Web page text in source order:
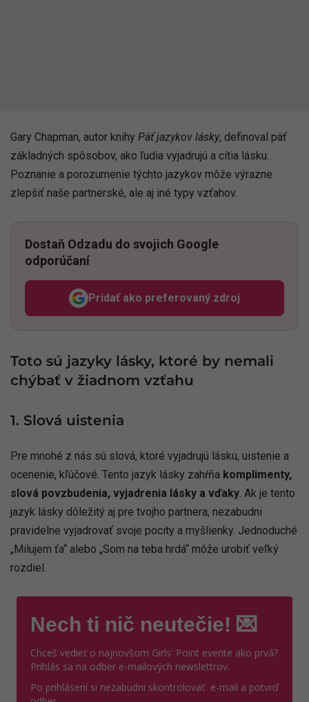
Gary Chapman, autor knihy Päť jazykov lásky, definoval päť
základných spôsobov, ako ľudia vyjadrujú a cítia lásku.
Poznanie a porozumenie týchto jazykov môže výrazne
zlepšiť naše partnerské, ale aj iné typy vzťahov.
Dostaň Odzadu do svojich Google
odporúčaní
Pridať ako preferovaný zdroj
Odzadu, odkaz sa otvorí v
Toto sú jazyky lásky, ktoré by nemali
chýbať v žiadnom vzťahu
1. Slová uistenia
Pre mnohé z nás sú slová, ktoré vyjadrujú lásku, uistenie a
ocenenie, kľúčové. Tento jazyk lásky zahŕňa komplimenty,
slová povzbudenia, vyjadrenia lásky a vďaky. Ak je tento
jazyk lásky dôležitý aj pre tvojho partnera, nezabudni
pravidelne vyjadrovať svoje pocity a myšlienky. Jednoduché
„Milujem ťa“ alebo „Som na teba hrdá“ môže urobiť veľký
rozdiel.
Nech ti nič neutečie! 💌
Chceš vedieť o najnovšom Girls' Point evente ako prvá?
Prihlás sa na odber e-mailových newslettrov.
Po prihlásení si nezabudni skontrolovať e-mail a potvrď